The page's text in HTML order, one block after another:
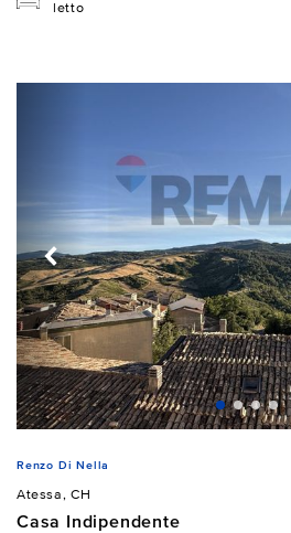
letto
Renzo Di Nella
Atessa, CH
Casa Indipendente